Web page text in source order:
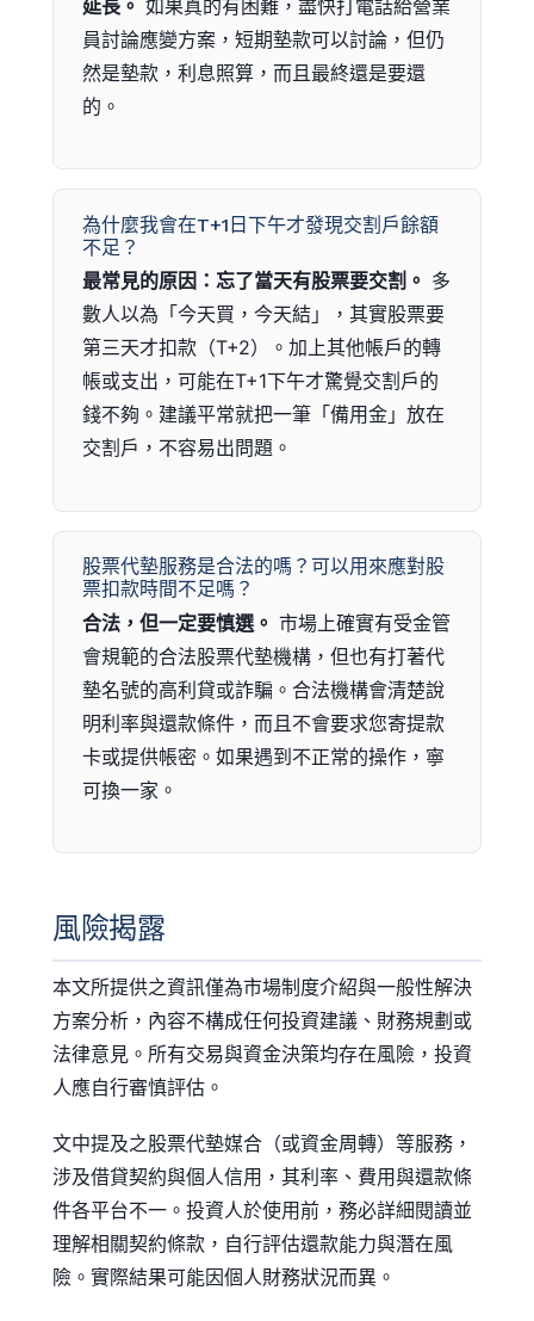
延長。 如果真的有困難，盡快打電話給營業
員討論應變方案，短期墊款可以討論，但仍
然是墊款，利息照算，而且最終還是要還
的。
為什麼我會在T+1日下午才發現交割戶餘額
不足？
最常見的原因：忘了當天有股票要交割。 多
數人以為「今天買，今天結」，其實股票要
第三天才扣款（T+2）。加上其他帳戶的轉
帳或支出，可能在T+1下午才驚覺交割戶的
錢不夠。建議平常就把一筆「備用金」放在
交割戶，不容易出問題。
股票代墊服務是合法的嗎？可以用來應對股
票扣款時間不足嗎？
合法，但一定要慎選。 市場上確實有受金管
會規範的合法股票代墊機構，但也有打著代
墊名號的高利貸或詐騙。合法機構會清楚說
明利率與還款條件，而且不會要求您寄提款
卡或提供帳密。如果遇到不正常的操作，寧
可換一家。
風險揭露
本文所提供之資訊僅為市場制度介紹與一般性解決
方案分析，內容不構成任何投資建議、財務規劃或
法律意見。所有交易與資金決策均存在風險，投資
人應自行審慎評估。
文中提及之股票代墊媒合（或資金周轉）等服務，
涉及借貸契約與個人信用，其利率、費用與還款條
件各平台不一。投資人於使用前，務必詳細閱讀並
理解相關契約條款，自行評估還款能力與潛在風
險。實際結果可能因個人財務狀況而異。